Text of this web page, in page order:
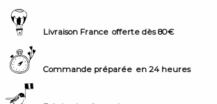
Livraison France offerte dès 80€
Commande préparée en 24 heures